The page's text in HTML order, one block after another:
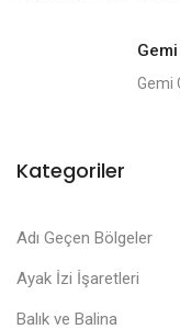
Gemi
Kategoriler
Adı Geçen Bölgeler
Ayak İzi İşaretleri
Balık ve Balina